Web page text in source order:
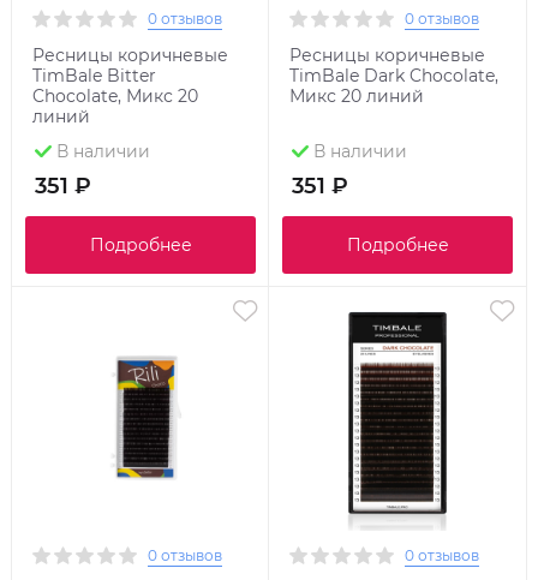
0 отзывов
Ресницы коричневые
TimBale Bitter
Chocolate, Микс 20
линий
В наличии
351 ₽
Подробнее
0 отзывов
Ресницы коричневые
TimBale Dark Chocolate,
Микс 20 линий
В наличии
351 ₽
Подробнее
0 отзывов 0 отзывов